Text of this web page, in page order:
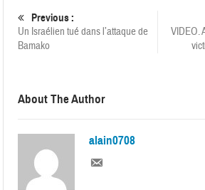
Previous :
Un Israélien tué dans l’attaque de
Bamako
VIDEO.
About The Author
alain0708